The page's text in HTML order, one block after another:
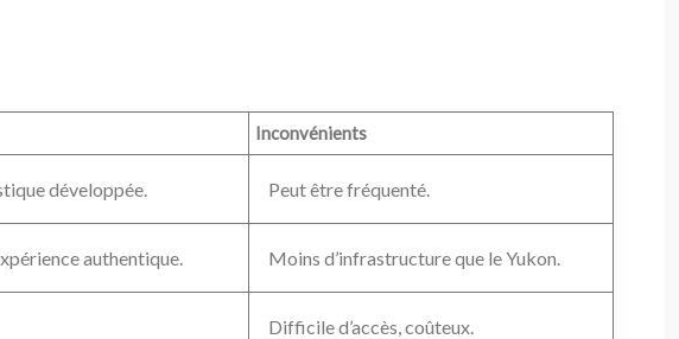
Inconvénients
développée. Peut être fréquenté.
authentique. Moins d’infrastructure que le Yukon.
Difficile d’accès, coûteux.